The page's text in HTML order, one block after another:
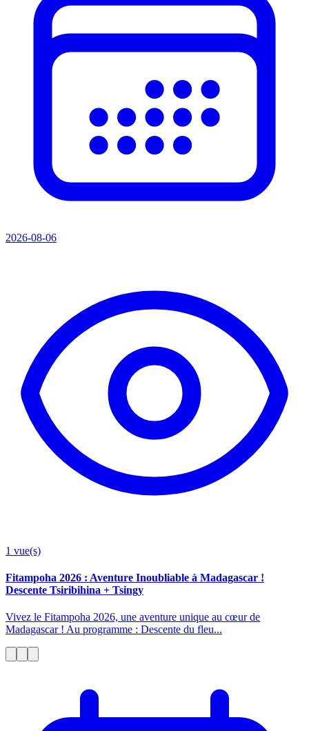
2026-08-06
1 vue(s)
Fitampoha 2026 : Aventure Inoubliable à Madagascar !
Descente Tsiribihina + Tsingy
Vivez le Fitampoha 2026, une aventure unique au cœur de
Madagascar ! Au programme : Descente du fleu...